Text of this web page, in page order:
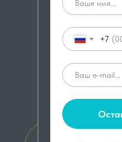
+7